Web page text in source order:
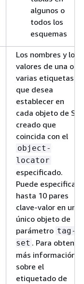
algunos o
todos los
esquemas
Los nombres y los
valores de una o
varias etiquetas
que desea
establecer en
cada objeto de S3
creado que
coincida con el
object-
locator
especificado.
Puede especificar
hasta 10 pares
clave-valor en un
único objeto de
parámetro tag-
set . Para obtener
más información
sobre el
etiquetado de